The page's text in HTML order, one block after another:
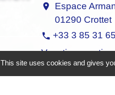
location_on
Espace
01290 Crottet
phone +33 3 85 31
Vocation
et culturelle
This site uses cookies and gives